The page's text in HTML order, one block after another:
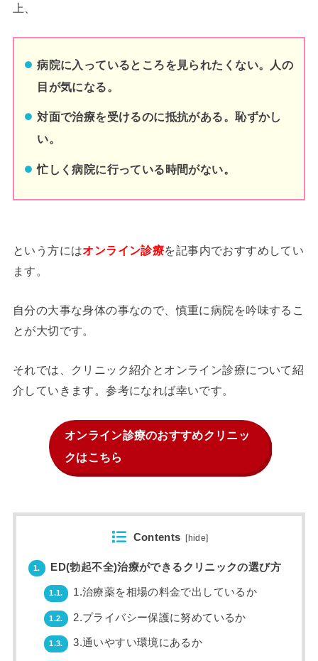
上、
病院に入っているところを見られたくない。人の
目が気になる。
対面で治療を受けるのに抵抗がある。恥ずかし
い。
忙しく病院に行っている時間がない。
という方にはオンライン診療を記事内でおすすめしてい
ます。
自分の大事な身体の事なので、慎重に病院を吟味するこ
とが大切です。
それでは、クリニック紹介とオンライン診療について紹
介していきます。参考になれば幸いです。
オンライン診療のおすすめクリニッ
クはこちら
Contents [hide]
1. ED(勃起不全)治療ができるクリニックの選び方
1.1. 1.治療薬を相場の料金で出しているか
1.2. 2.プライバシー保護に努めているか
1.3. 3.通いやすい環境にあるか